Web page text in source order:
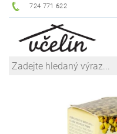
724 771 622